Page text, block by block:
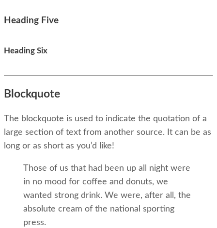
Heading Five
Heading Six
Blockquote
The blockquote is used to indicate the quotation of a
large section of text from another source. It can be as
long or as short as you’d like!
Those of us that had been up all night were
in no mood for coffee and donuts, we
wanted strong drink. We were, after all, the
absolute cream of the national sporting
press.